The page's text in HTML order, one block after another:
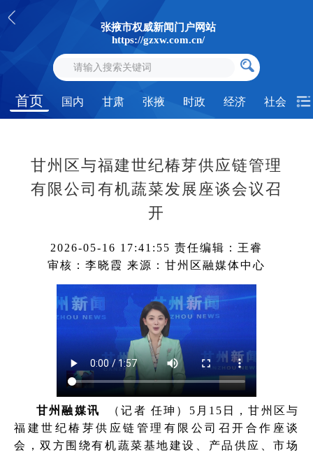
张掖市权威新闻门户网站
https://gzxw.com.cn/
首页 国内 甘肃 张掖 时政 经济 社会
甘州区与福建世纪椿芽供应链管理
有限公司有机蔬菜发展座谈会议召
开
2026-05-16 17:41:55 责任编辑：王睿
审核：李晓霞 来源：甘州区融媒体中心
甘州融媒讯
（记者 任珅）5月15日，甘州区与
福建世纪椿芽供应链管理有限公司召开合作座谈
会，双方围绕有机蔬菜基地建设、产品供应、市场